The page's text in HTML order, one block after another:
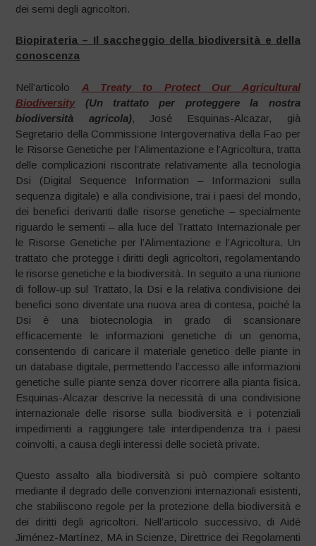
dei semi degli agricoltori.
Biopirateria – Il saccheggio della biodiversità e della
conoscenza
Nell’articolo A Treaty to Protect Our Agricultural
Biodiversity(Un trattato per proteggere la nostra
biodiversità agricola), José Esquinas-Alcazar, già
Segretario della Commissione Intergovernativa della Fao per
le Risorse Genetiche per l’Alimentazione e l’Agricoltura, tratta
delle complicazioni riscontrate relativamente alla tecnologia
Dsi (Digital Sequence Information – Informazioni sulla
sequenza digitale) e alla condivisione, trai i paesi del mondo,
dei benefici derivanti dalle risorse genetiche – specialmente
riguardo le sementi – alla luce del Trattato Internazionale per
le Risorse Genetiche per l’Alimentazione e l’Agricoltura. Un
trattato che protegge i diritti degli agricoltori, regolamentando
le risorse genetiche e la biodiversità. In seguito a una riunione
di follow-up sul Trattato, la Dsi e la relativa condivisione dei
benefici sono diventate una nuova area di contesa, poiché la
Dsi è una biotecnologia in grado di scansionare
efficacemente le informazioni genetiche di un genoma,
consentendo di caricare il materiale genetico delle piante in
un database digitale, permettendo l’accesso alle informazioni
genetiche sulle piante senza dover ricorrere alla pianta fisica.
Esquinas-Alcazar descrive la necessità di una condivisione
internazionale delle risorse sulla biodiversità e i potenziali
impedimenti a raggiungere tale interdipendenza tra i paesi
coinvolti, a causa degli interessi delle società private.
Questo assalto alla biodiversità si può compiere soltanto
mediante il degrado delle convenzioni internazionali esistenti,
che stabiliscono regole per la protezione della biodiversità e
dei diritti degli agricoltori. Nell’articolo successivo, di Aidé
Jiménez-Martínez, MA in Scienze, Direttrice dei Regolamenti